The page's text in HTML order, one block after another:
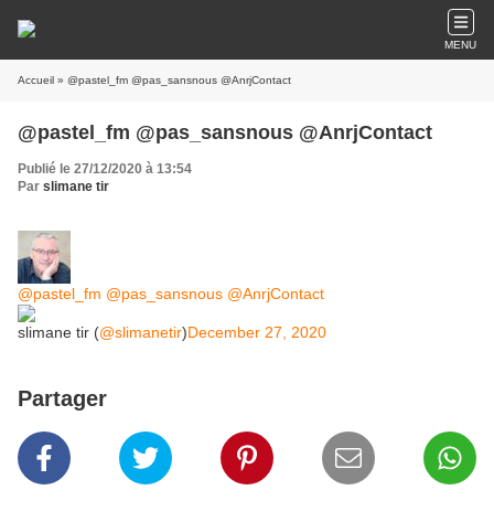
MENU
Accueil » @pastel_fm @pas_sansnous @AnrjContact
@pastel_fm @pas_sansnous @AnrjContact
Publié le 27/12/2020 à 13:54
Par slimane tir
@pastel_fm @pas_sansnous @AnrjContact
slimane tir (@slimanetir)December 27, 2020
Partager